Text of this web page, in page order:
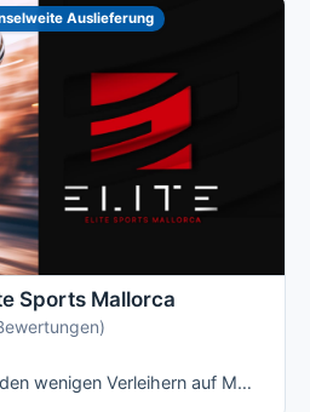
Auslieferung
Sports Mallorca
Elite Sports gehört zu den wenigen Verleihern auf Mallorca mit echten All-Inclusive-Preisen: Versicherung, Radanpassung, Zubehör und …